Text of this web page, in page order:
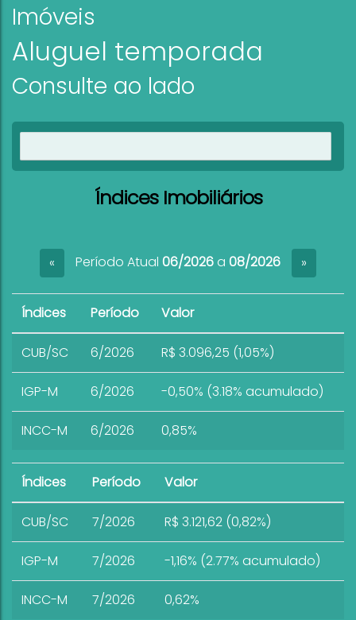
Imóveis
Aluguel temporada
Consulte ao lado
Índices Imobiliários
« Período Atual 06/2026a 08/2026 »
Índices Período Valor
CUB/SC 6/2026 R$ 3.096,25 (1,05%)
IGP-M 6/2026 -0,50% (3.18% acumulado)
INCC-M 6/2026 0,85%
Índices Período Valor
CUB/SC 7/2026 R$ 3.121,62 (0,82%)
IGP-M 7/2026 -1,16% (2.77% acumulado)
INCC-M 7/2026 0,62%